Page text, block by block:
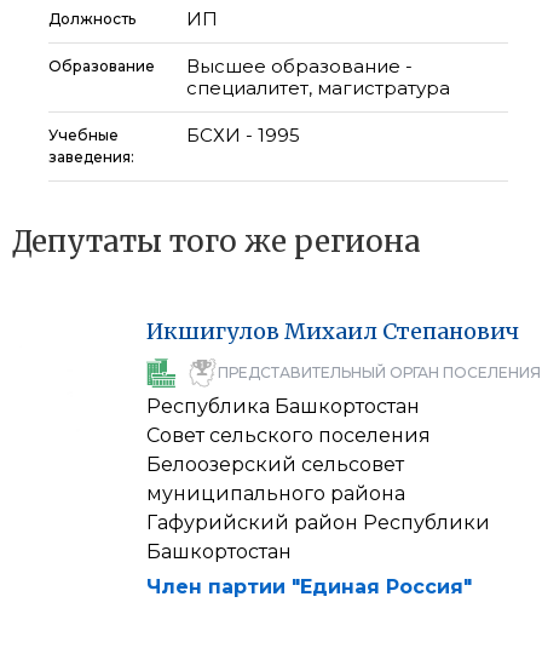
Должность ИП
Образование
Высшее образование -
специалитет, магистратура
Учебные
заведения:
БСХИ - 1995
Депутаты того же региона
Икшигулов Михаил Степанович
ПРЕДСТАВИТЕЛЬНЫЙ ОРГАН ПОСЕЛЕНИЯ
Республика Башкортостан
Совет сельского поселения
Белоозерский сельсовет
муниципального района
Гафурийский район Республики
Башкортостан
Член партии "Единая Россия"